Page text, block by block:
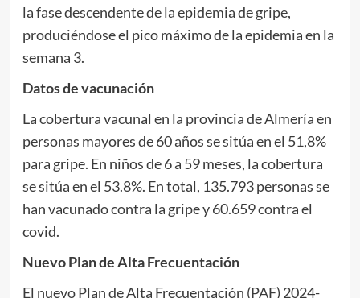
la fase descendente de la epidemia de gripe,
produciéndose el pico máximo de la epidemia en la
semana 3.
Datos de vacunación
La cobertura vacunal en la provincia de Almería en
personas mayores de 60 años se sitúa en el 51,8%
para gripe. En niños de 6 a 59 meses, la cobertura
se sitúa en el 53.8%. En total, 135.793 personas se
han vacunado contra la gripe y 60.659 contra el
covid.
Nuevo Plan de Alta Frecuentación
El nuevo Plan de Alta Frecuentación (PAF) 2024-